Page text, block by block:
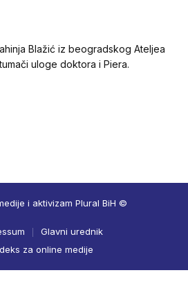
Blažić iz beogradskog Ateljea
uloge doktora i Piera.
i aktivizam Plural BiH ©
Glavni urednik
za online medije